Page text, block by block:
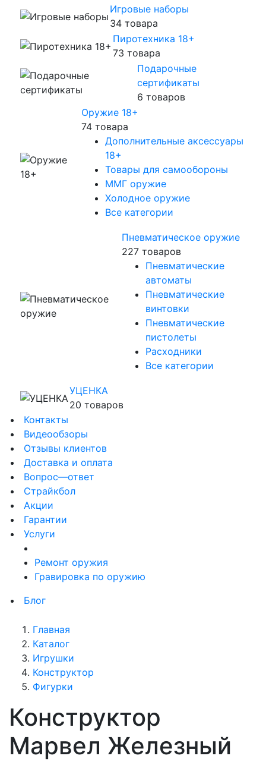
Игровые наборы
34 товара
Пиротехника 18+
73 товара
Подарочные
сертификаты
6 товаров
Оружие 18+
74 товара
Дополнительные аксессуары
18+
Товары для самообороны
ММГ оружие
Холодное оружие
Все категории
Пневматическое оружие
227 товаров
Пневматические
автоматы
Пневматические
винтовки
Пневматические
пистолеты
Расходники
Все категории
УЦЕНКА
20 товаров
Контакты
Видеообзоры
Отзывы клиентов
Доставка и оплата
Вопрос—ответ
Страйкбол
Акции
Гарантии
Услуги
Ремонт оружия
Гравировка по оружию
Блог
Главная
Каталог
Игрушки
Конструктор
Фигурки
Конструктор
Марвел Железный